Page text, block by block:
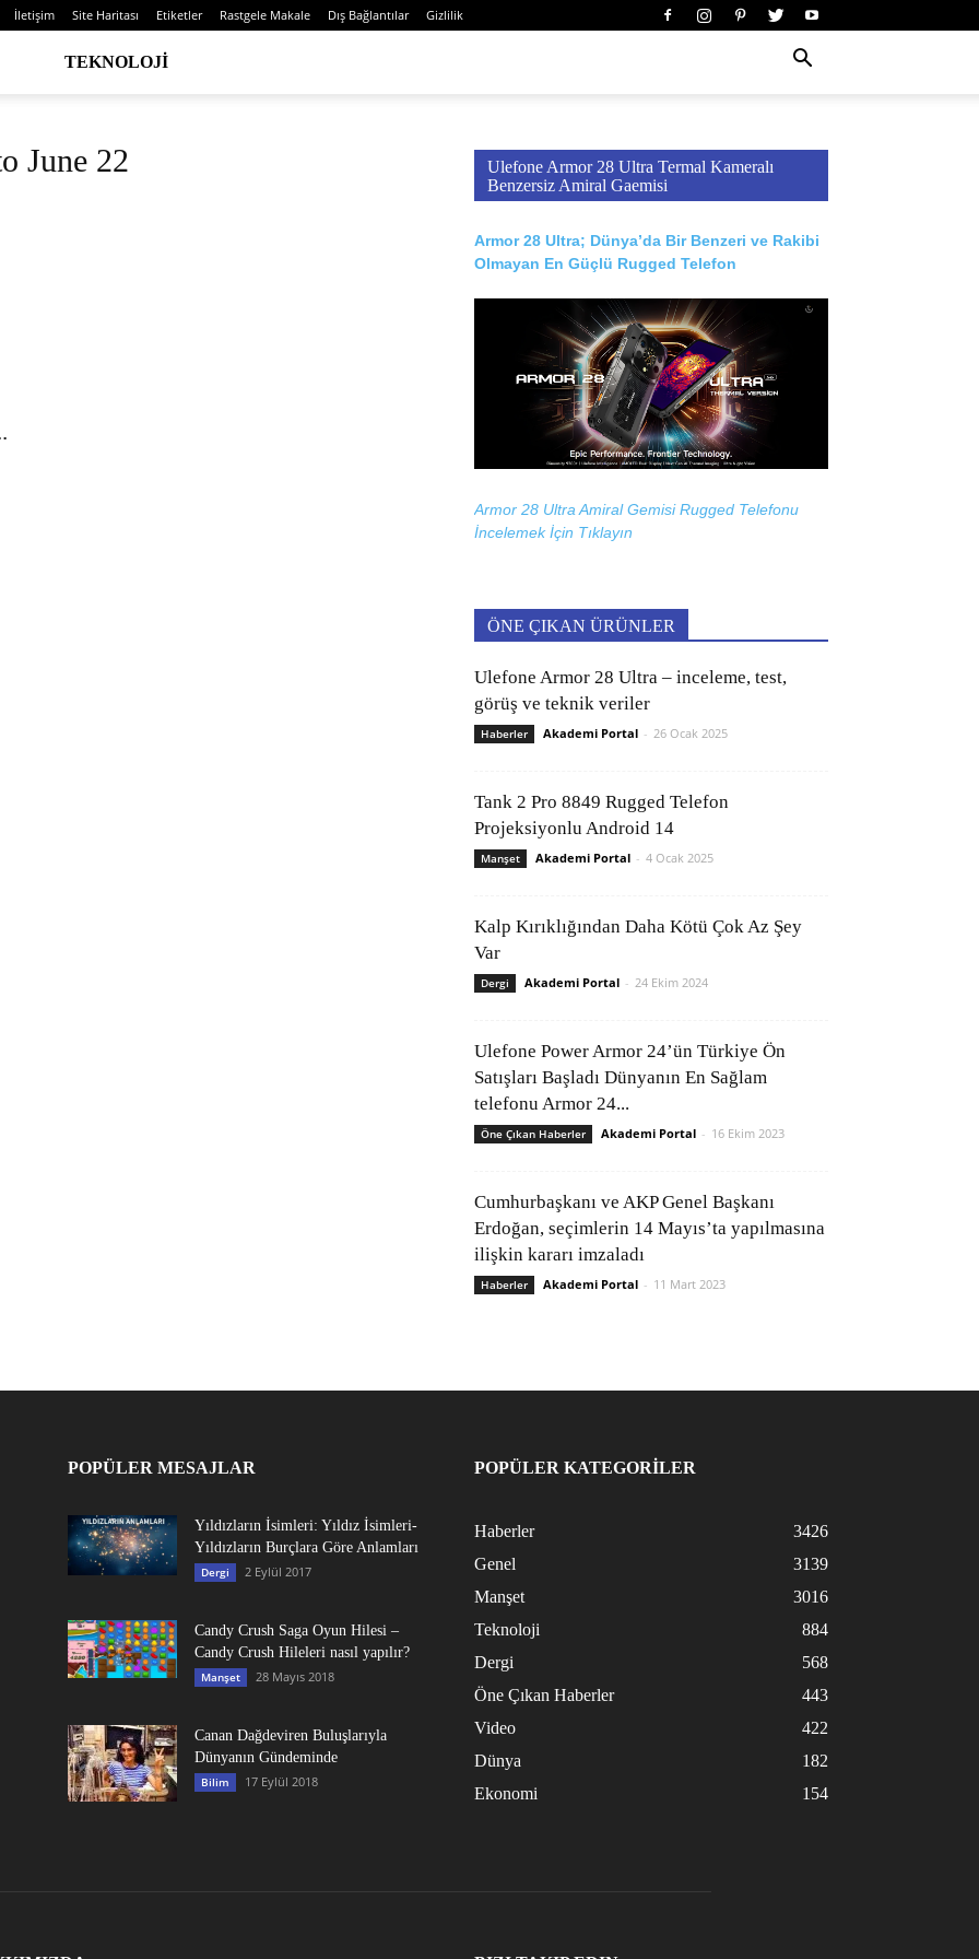
İletişim Site Haritası Etiketler Rastgele Makale Dış Bağlantılar Gizlilik
TEKNOLOJI
June 22
Ulefone Armor 28 Ultra Termal Kameralı
Benzersiz Amiral Gaemisi
Armor 28 Ultra; Dünya’da Bir Benzeri ve Rakibi
Olmayan En Güçlü Rugged Telefon
Armor 28 Ultra Amiral Gemisi Rugged Telefonu
İncelemek İçin Tıklayın
ÖNE ÇIKAN ÜRÜNLER
Ulefone Armor 28 Ultra – inceleme, test,
görüş ve teknik veriler
Haberler Akademi Portal - 26 Ocak 2025
Tank 2 Pro 8849 Rugged Telefon
Projeksiyonlu Android 14
Manşet Akademi Portal - 4 Ocak 2025
Kalp Kırıklığından Daha Kötü Çok Az Şey
Var
Dergi Akademi Portal - 24 Ekim 2024
Ulefone Power Armor 24’ün Türkiye Ön
Satışları Başladı Dünyanın En Sağlam
telefonu Armor 24...
Öne Çıkan Haberler Akademi Portal - 16 Ekim 2023
Cumhurbaşkanı ve AKP Genel Başkanı
Erdoğan, seçimlerin 14 Mayıs’ta yapılmasına
ilişkin kararı imzaladı
Haberler Akademi Portal - 11 Mart 2023
POPÜLER MESAJLAR
Yıldızların İsimleri: Yıldız İsimleri-
Yıldızların Burçlara Göre Anlamları
Dergi 2 Eylül 2017
Candy Crush Saga Oyun Hilesi –
Candy Crush Hileleri nasıl yapılır?
Manşet 28 Mayıs 2018
Canan Dağdeviren Buluşlarıyla
Dünyanın Gündeminde
Bilim 17 Eylül 2018
POPÜLER KATEGORİLER
Haberler
3426
Genel
3139
Manşet
3016
Teknoloji
884
Dergi
568
Öne Çıkan Haberler
443
Video
422
Dünya
182
Ekonomi
154